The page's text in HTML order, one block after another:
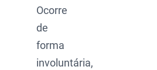
Ocorre
de
forma
involuntária,